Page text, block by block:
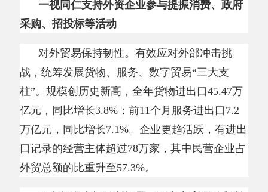
双向投资空间不断拓展。更大力度吸引和利
“投资中国”品牌，全年新设外资企业7万余
家，同比增长19.1%，吸收外资7476.9亿元，其
中高技术产业引资占比32.3%。完善海外综合服
务体系，全年对外非金融类直接投资1万亿元，
增长1.6%，对外承包工程新签合同额2.1万亿
“2025年中国外贸顶压前行、稳中向好，以自